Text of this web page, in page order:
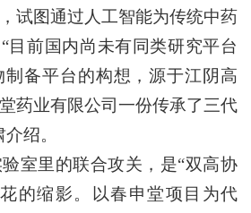
试图通过人工智能为传统中药
目前国内尚未有同类研究平台
备平台的构想，源于江阴高
药业有限公司一份传承了三代
绍。
里的联合攻关，是“双高协
的缩影。以春申堂项目为代